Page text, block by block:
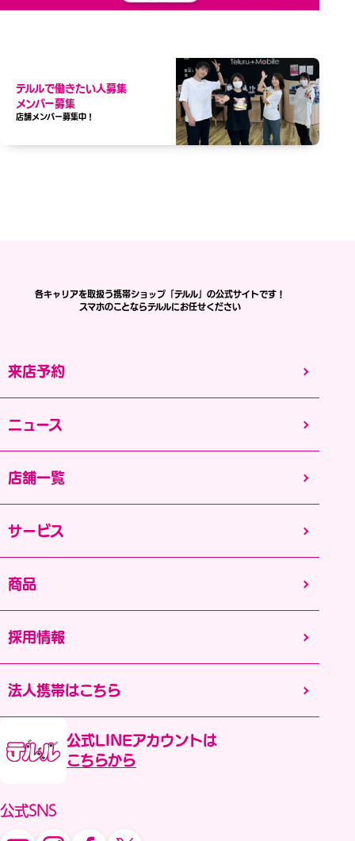
テルルで働きたい人募集
メンバー募集
店舗メンバー募集中！
来店予約
ニュース
店舗一覧
サービス
商品
採用情報
法人携帯はこちら
公式LINEアカウントは
こちらから
公式SNS
各キャリアを取扱う携帯ショップ「テルル」の公式サイトです！
スマホのことならテルルにお任せください